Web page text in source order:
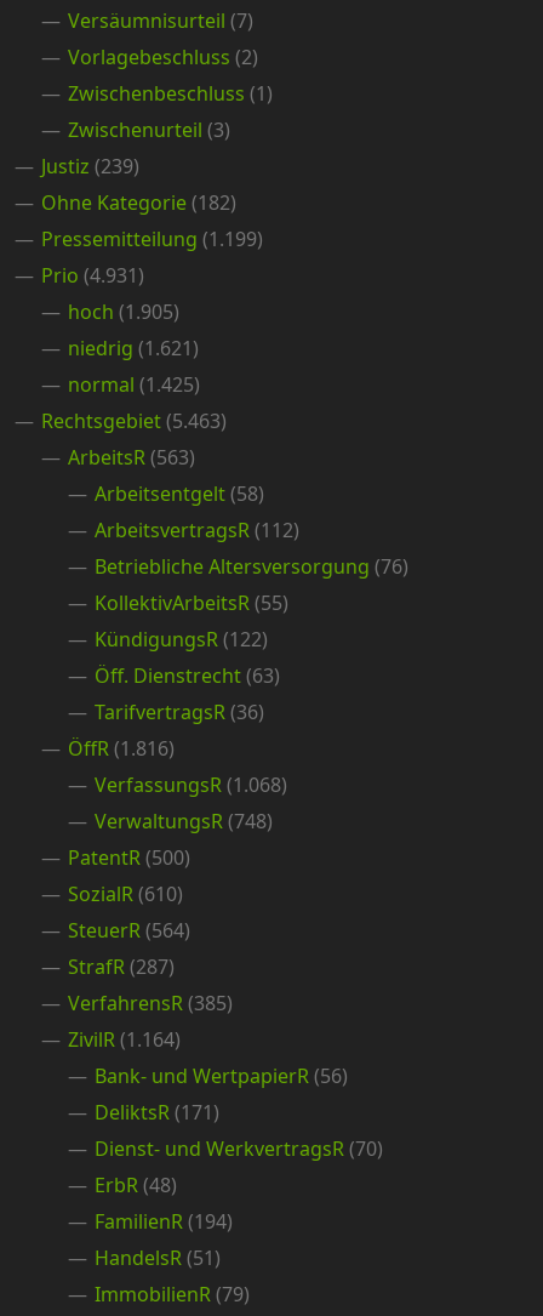
Versäumnisurteil (7)
Vorlagebeschluss (2)
Zwischenbeschluss (1)
Zwischenurteil (3)
Justiz (239)
Ohne Kategorie(182)
Pressemitteilung (1.199)
Prio (4.931)
hoch (1.905)
niedrig (1.621)
normal (1.425)
Rechtsgebiet(5.463)
ArbeitsR(563)
Arbeitsentgelt(58)
ArbeitsvertragsR(112)
Betriebliche Altersversorgung (76)
KollektivArbeitsR(55)
KündigungsR(122)
Öff. Dienstrecht(63)
TarifvertragsR(36)
ÖffR(1.816)
VerfassungsR(1.068)
VerwaltungsR(748)
PatentR(500)
SozialR(610)
SteuerR(564)
StrafR(287)
VerfahrensR(385)
ZivilR(1.164)
Bank- und WertpapierR(56)
DeliktsR(171)
Dienst- und WerkvertragsR(70)
ErbR(48)
FamilienR(194)
HandelsR(51)
ImmobilienR(79)